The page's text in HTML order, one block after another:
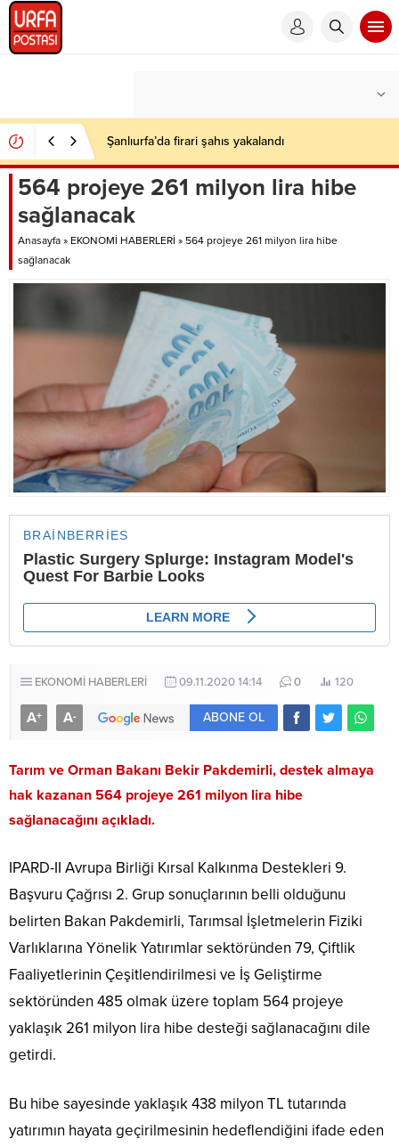
Şanlıurfa’da firari şahıs yakalandı
564 projeye 261 milyon lira hibe
sağlanacak
Anasayfa » EKONOMİ HABERLERİ » 564 projeye 261 milyon lira hibe
sağlanacak
EKONOMİ HABERLERİ 09.11.2020 14:14 0 120
A+ A- ABONE OL
​Tarım ve Orman Bakanı Bekir Pakdemirli, destek almaya
hak kazanan 564 projeye 261 milyon lira hibe
sağlanacağını açıkladı.
IPARD-II Avrupa Birliği Kırsal Kalkınma Destekleri 9.
Başvuru Çağrısı 2. Grup sonuçlarının belli olduğunu
belirten Bakan Pakdemirli, Tarımsal İşletmelerin Fiziki
Varlıklarına Yönelik Yatırımlar sektöründen 79, Çiftlik
Faaliyetlerinin Çeşitlendirilmesi ve İş Geliştirme
sektöründen 485 olmak üzere toplam 564 projeye
yaklaşık 261 milyon lira hibe desteği sağlanacağını dile
getirdi.
Bu hibe sayesinde yaklaşık 438 milyon TL tutarında
yatırımın hayata geçirilmesinin hedeflendiğini ifade eden